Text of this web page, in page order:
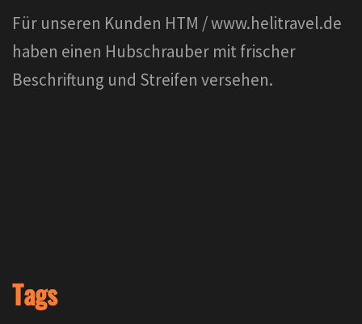
Für unseren Kunden HTM / www.helitravel.de
haben einen Hubschrauber mit frischer
Beschriftung und Streifen versehen.
Tags